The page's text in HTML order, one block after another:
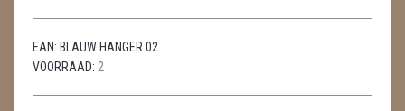
SPECIALE STUKKEN
TELEFOON KOORDEN
THEELICHTEN
EAN: BLAUW HANGER 02
VOORRAAD: 2